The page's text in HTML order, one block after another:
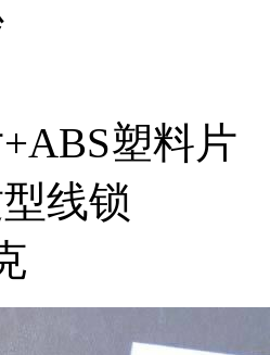
塑料片
线锁